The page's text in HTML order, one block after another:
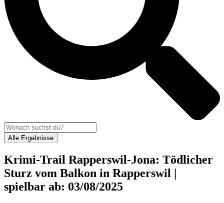
Alle Ergebnisse
Krimi-Trail Rapperswil-Jona: Tödlicher
Sturz vom Balkon in Rapperswil |
spielbar ab: 03/08/2025